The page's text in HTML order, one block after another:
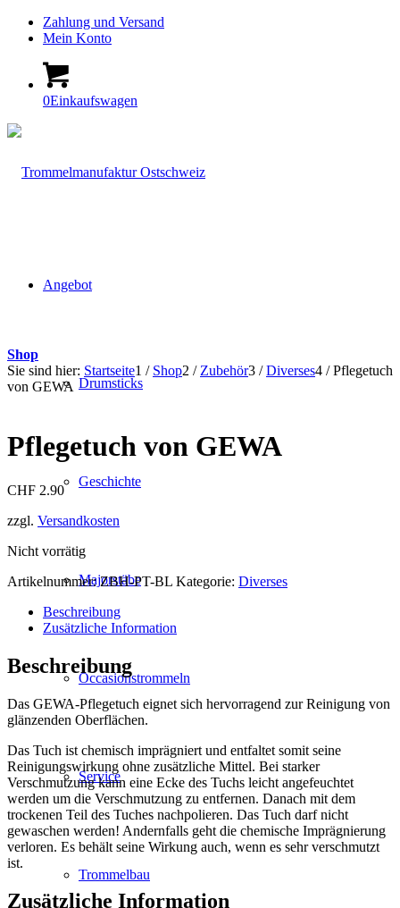
Zahlung und Versand
Mein Konto
0Einkaufswagen
Angebot
Drumsticks
Geschichte
Majorstäbe
Occasionstrommeln
Service
Trommelbau
Shop
Sie sind hier: Startseite1 / Shop2 / Zubehör3 / Diverses4 / Pflegetuch
von GEWA
Pflegetuch von GEWA
CHF 2.90
zzgl. Versandkosten
Nicht vorrätig
Artikelnummer:ZBH-PT-BL Kategorie: Diverses
Beschreibung
Zusätzliche Information
Beschreibung
Das GEWA-Pflegetuch eignet sich hervorragend zur Reinigung von
glänzenden Oberflächen.
Das Tuch ist chemisch imprägniert und entfaltet somit seine
Reinigungswirkung ohne zusätzliche Mittel. Bei starker
Verschmutzung kann eine Ecke des Tuchs leicht angefeuchtet
werden um die Verschmutzung zu entfernen. Danach mit dem
trockenen Teil des Tuches nachpolieren. Das Tuch darf nicht
gewaschen werden! Andernfalls geht die chemische Imprägnierung
verloren. Es behält seine Wirkung auch, wenn es sehr verschmutzt
ist.
Zusätzliche Information